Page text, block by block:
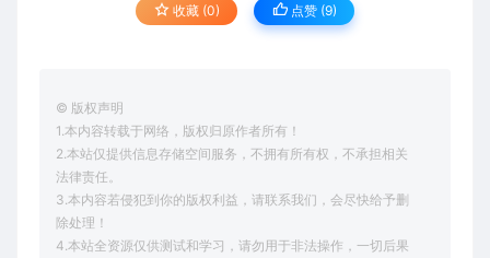
收藏 (0) 点赞 (9)
© 版权声明
1.本内容转载于网络，版权归原作者所有！
2.本站仅提供信息存储空间服务，不拥有所有权，不承担相关
法律责任。
3.本内容若侵犯到你的版权利益，请联系我们，会尽快给予删
除处理！
4.本站全资源仅供测试和学习，请勿用于非法操作，一切后果